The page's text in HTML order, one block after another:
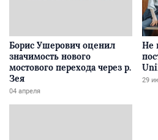
Борис Ушерович оценил
значимость нового
мостового перехода через р.
Зея
04 апреля
Не
29